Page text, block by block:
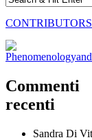
CONTRIBUTORS
Commenti
recenti
Sandra Di